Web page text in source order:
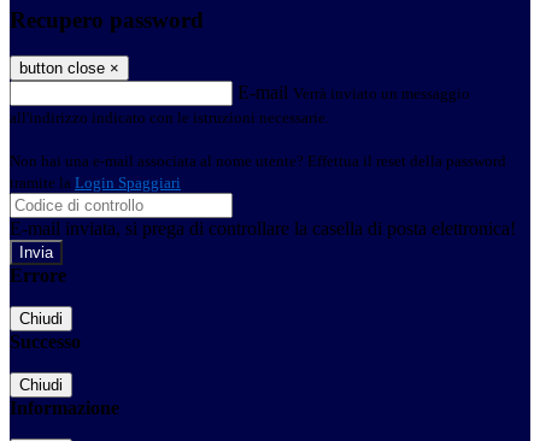
Recupero password
button close ×
E-mail Verrà inviato un messaggio
all'indirizzo indicato con le istruzioni necessarie.
Non hai una e-mail associata al nome utente? Effettua il reset della password
tramite la Login Spaggiari
E-mail inviata, si prega di controllare la casella di posta elettronica!
Errore
Chiudi
Successo
Chiudi
Informazione